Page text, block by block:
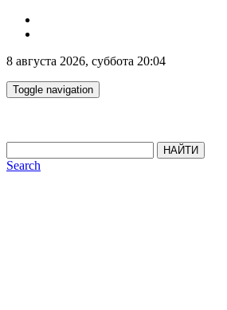
8 августа 2026, суббота 20:04
Toggle navigation
НАЙТИ
Search